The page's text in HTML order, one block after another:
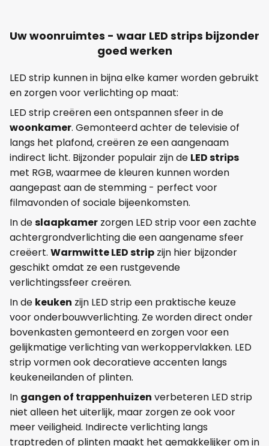
Uw woonruimtes - waar LED strips bijzonder
goed werken
LED strip kunnen in bijna elke kamer worden gebruikt
en zorgen voor verlichting op maat:
LED strip creëren een ontspannen sfeer in de
woonkamer. Gemonteerd achter de televisie of
langs het plafond, creëren ze een aangenaam
indirect licht. Bijzonder populair zijn de LED strips
met RGB, waarmee de kleuren kunnen worden
aangepast aan de stemming - perfect voor
filmavonden of sociale bijeenkomsten.
In deslaapkamer zorgen LED strip voor een zachte
achtergrondverlichting die een aangename sfeer
creëert. Warmwitte LED strip zijn hier bijzonder
geschikt omdat ze een rustgevende
verlichtingssfeer creëren.
In de keuken zijn LED strip een praktische keuze
voor onderbouwverlichting. Ze worden direct onder
bovenkasten gemonteerd en zorgen voor een
gelijkmatige verlichting van werkoppervlakken. LED
strip vormen ook decoratieve accenten langs
keukeneilanden of plinten.
In gangen of trappenhuizen verbeteren LED strip
niet alleen het uiterlijk, maar zorgen ze ook voor
meer veiligheid. Indirecte verlichting langs
traptreden of plinten maakt het gemakkelijker om in